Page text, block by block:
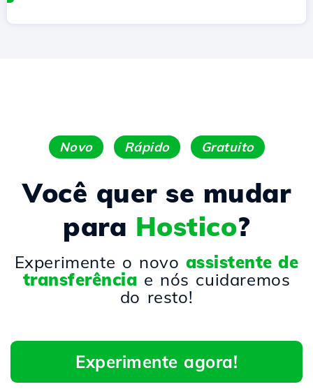
Novo Rápido Gratuito
Você quer se mudar
para Hostico?
Experimente o novo assistente de
transferência e nós cuidaremos
do resto!
Experimente agora!